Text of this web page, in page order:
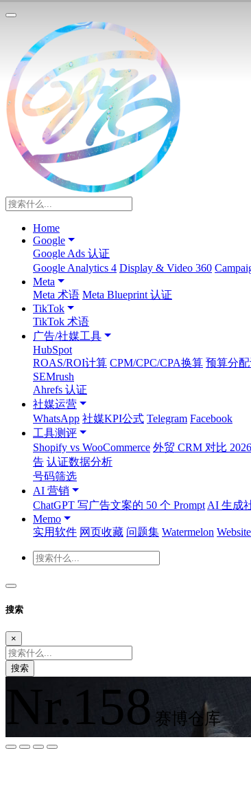
Home
Google
Google Ads 认证
Google Analytics 4 Display & Video 360
Meta
Meta 术语 Meta Blueprint 认证
TikTok
TikTok 术语
广告/社媒工具
HubSpot
ROAS/ROI计算 CPM/CPC/CPA换算 预算分
SEMrush
Ahrefs 认证
社媒运营
WhatsApp 社媒KPI公式 Telegram Facebook
工具测评
Shopify vs WooCommerce 外贸 CRM 对比 2026
告 认证数据分析
号码筛选
AI 营销
ChatGPT 写广告文案的 50 个 Prompt AI 生成
Memo
实用软件 网页收藏 问题集 Watermelon
搜索
×
搜索
Nr.158 赛博仓库